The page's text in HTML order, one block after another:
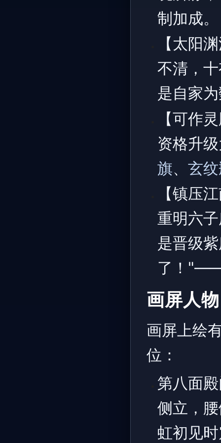
制加成。
【太阳
不清，
是自家
【可作
资格升
旗、玄
【镇压
重明六
是晋级
了！"——
画屏人物
画屏上绘
位：
第八面
侧立，
虹初见